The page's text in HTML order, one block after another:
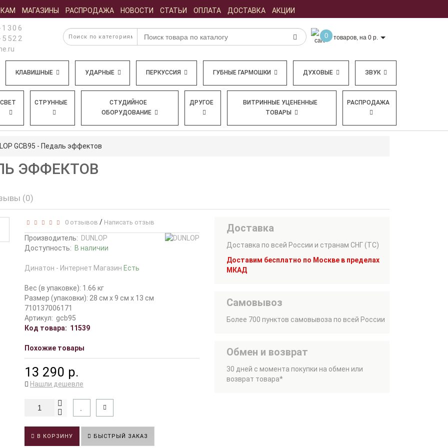
МАГАЗИНЫ РАСПРОДАЖА НОВОСТИ СТАТЬИ ОПЛАТА ДОСТАВКА АКЦИИ
0 товаров, на 0 р.
КЛАВИШНЫЕ УДАРНЫЕ ПЕРКУССИЯ ГУБНЫЕ ГАРМОШКИ ДУХОВЫЕ ЗВУК
СВЕТ СТРУННЫЕ
СТУДИЙНОЕ
ОБОРУДОВАНИЕ
ДРУГОЕ
ВИТРИННЫЕ УЦЕНЕННЫЕ
ТОВАРЫ
РАСПРОДАЖА
GCB95 - Педаль эффектов
ЭФФЕКТОВ
(0)
0 отзывов / Написать отзыв
Производитель: DUNLOP
Доступность: В наличии
Динатон - Интернет Магазин Есть
Вес (в упаковке): 1.66 кг
Размер (упаковки): 28 см x 9 см x 13 см
710137006171
Артикул: gcb95
Код товара: 11539
Похожие товары
13 290 р.
Нашли дешевле
В КОРЗИНУ БЫСТРЫЙ ЗАКАЗ
Доставка
Доставка по всей России и странам СНГ (ТС)
Доставим бесплатно по Москве в пределах
МКАД
Самовывоз
Более 700 пунктов самовывоза по всей России
Обмен и возврат
30 дней с момента покупки на обмен или
возврат товара*